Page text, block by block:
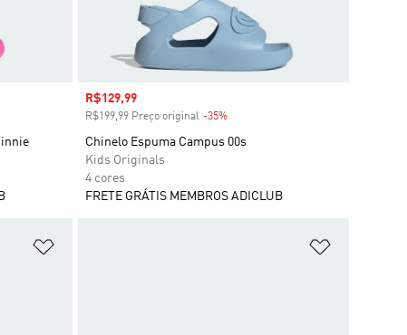
Preço com desconto
R$129,99
R$199,99 Preço original -35%Desconto
Chinelo Espuma Campus 00s
Kids Originals
4 cores
FRETE GRÁTIS MEMBROS ADICLUB